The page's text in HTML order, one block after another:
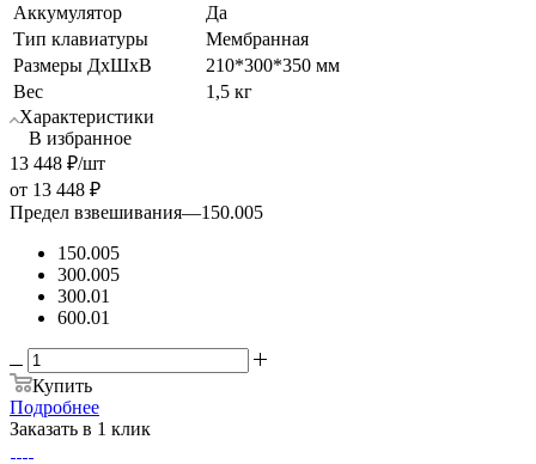
Аккумулятор
Да
Тип клавиатуры
Мембранная
Размеры ДхШхВ
210*300*350 мм
Вес
1,5 кг
Характеристики
В избранное
13 448 ₽/шт
от 13 448 ₽
Предел взвешивания—150.005
150.005
300.005
300.01
600.01
Купить
Подробнее
Заказать в 1 клик